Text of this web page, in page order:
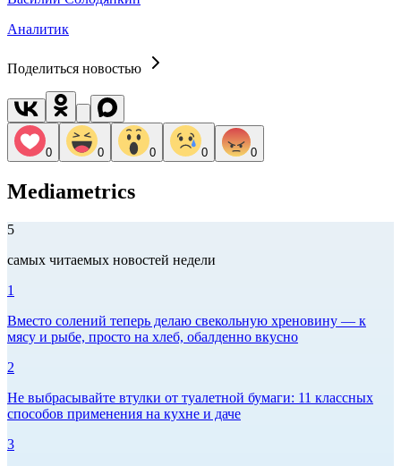
Аналитик
Поделиться новостью
0 0 0 0 0
Mediametrics
5
самых читаемых новостей недели
1
Вместо солений теперь делаю свекольную хреновину — к
мясу и рыбе, просто на хлеб, обалденно вкусно
2
Не выбрасывайте втулки от туалетной бумаги: 11 классных
способов применения на кухне и даче
3